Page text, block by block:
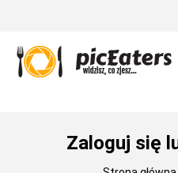
Zaloguj się